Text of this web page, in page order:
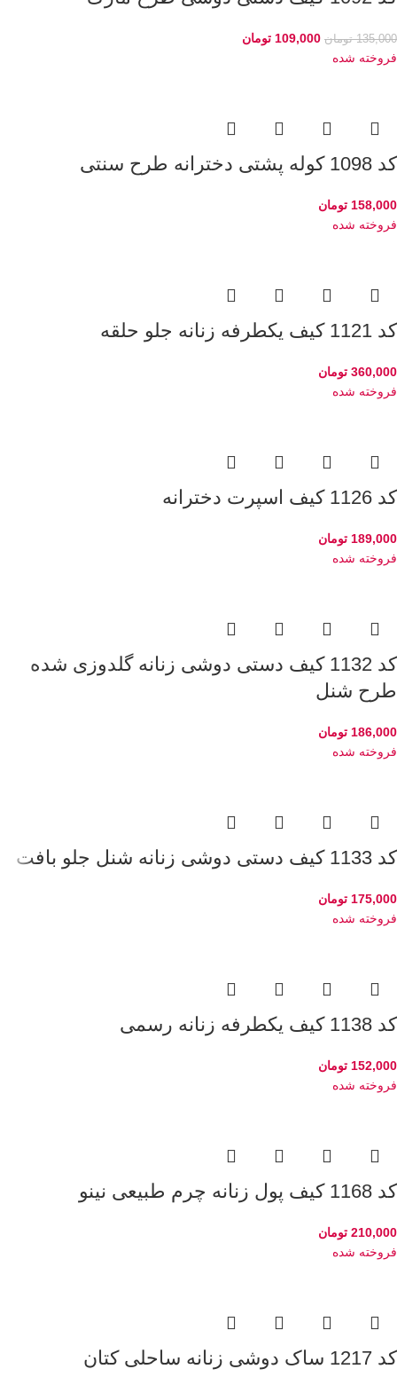
135,000 تومان 109,000 تومان
فروخته شده
کد 1098 کوله پشتی دخترانه طرح سنتی
158,000 تومان
فروخته شده
کد 1121 کیف یکطرفه زنانه جلو حلقه
360,000 تومان
فروخته شده
کد 1126 کیف اسپرت دخترانه
189,000 تومان
فروخته شده
کد 1132 کیف دستی دوشی زنانه گلدوزی شده
طرح شنل
186,000 تومان
فروخته شده
کد 1133 کیف دستی دوشی زنانه شنل جلو بافت
175,000 تومان
فروخته شده
کد 1138 کیف یکطرفه زنانه رسمی
152,000 تومان
فروخته شده
کد 1168 کیف پول زنانه چرم طبیعی نینو
210,000 تومان
فروخته شده
کد 1217 ساک دوشی زنانه ساحلی کتان